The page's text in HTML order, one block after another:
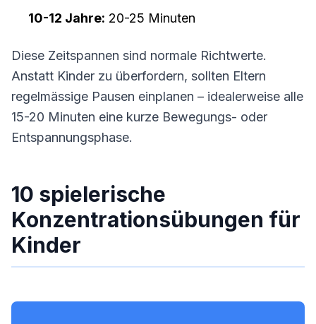
10-12 Jahre: 20-25 Minuten
Diese Zeitspannen sind normale Richtwerte.
Anstatt Kinder zu überfordern, sollten Eltern
regelmässige Pausen einplanen – idealerweise alle
15-20 Minuten eine kurze Bewegungs- oder
Entspannungsphase.
10 spielerische
Konzentrationsübungen für
Kinder